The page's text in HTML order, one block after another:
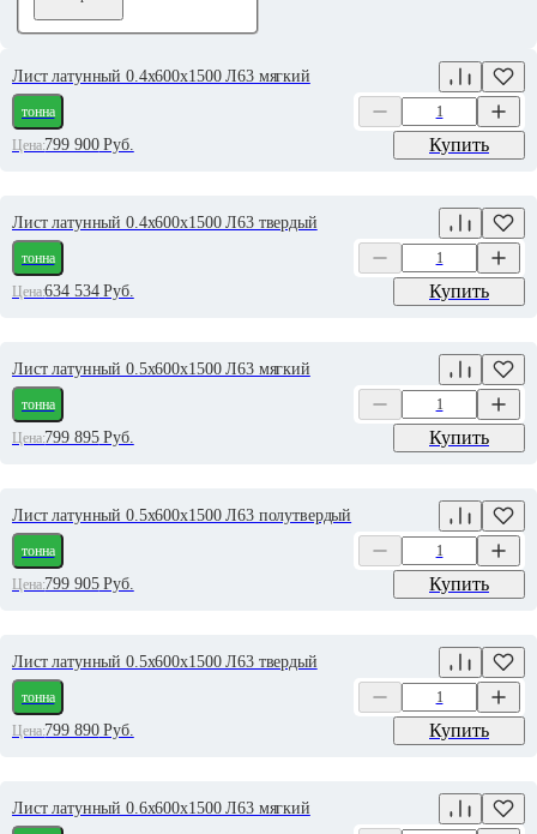
Лист латунный 0.4х600х1500 Л63 мягкий
тонна
Цена:799 900Руб. Купить
Лист латунный 0.4х600х1500 Л63 твердый
тонна
Цена:634 534Руб. Купить
Лист латунный 0.5х600х1500 Л63 мягкий
тонна
Цена:799 895Руб. Купить
Лист латунный 0.5х600х1500 Л63 полутвердый
тонна
Цена:799 905Руб. Купить
Лист латунный 0.5х600х1500 Л63 твердый
тонна
Цена:799 890Руб. Купить
Лист латунный 0.6х600х1500 Л63 мягкий